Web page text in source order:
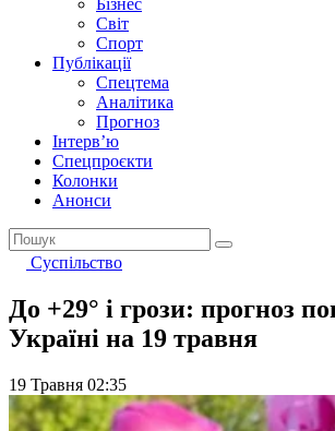
Бізнес
Світ
Спорт
Публікації
Спецтема
Аналітика
Прогноз
Інтерв’ю
Спецпроєкти
Колонки
Анонси
Суспільство
До +29° і грози: прогноз
Україні на 19 травня
19 Травня 02:35